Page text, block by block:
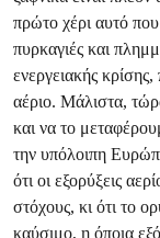
πρώτο χέρι αυτό που
πυρκαγιές και
ενεργειακής
αέριο. Μάλιστα,
και να το
την υπόλοιπη
ότι οι εξορύξεις
στόχους, κι ότι το
καύσιμο, η όποια